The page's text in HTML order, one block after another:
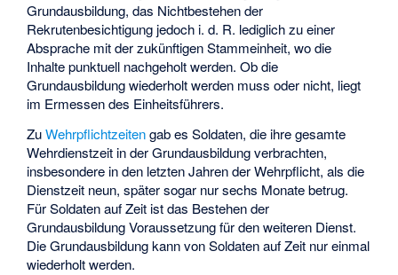
Grundausbildung, das Nichtbestehen der
Rekrutenbesichtigung jedoch i. d. R. lediglich zu einer
Absprache mit der zukünftigen Stammeinheit, wo die
Inhalte punktuell nachgeholt werden. Ob die
Grundausbildung wiederholt werden muss oder nicht, liegt
im Ermessen des Einheitsführers.
ZuWehrpflichtzeitengab es Soldaten, die ihre gesamte
Wehrdienstzeit in der Grundausbildung verbrachten,
insbesondere in den letzten Jahren der Wehrpflicht, als die
Dienstzeit neun, später sogar nur sechs Monate betrug.
Für Soldaten auf Zeit ist das Bestehen der
Grundausbildung Voraussetzung für den weiteren Dienst.
Die Grundausbildung kann von Soldaten auf Zeit nur einmal
wiederholt werden.